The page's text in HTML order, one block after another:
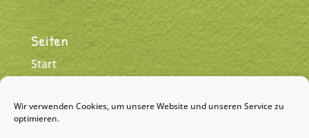
Wir verwenden Cookies, um unsere Website und unseren Service zu
optimieren.
Seiten
Start
Team